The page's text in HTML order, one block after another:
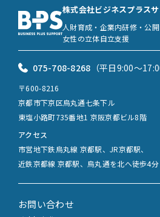
お問い合わせ
株式会社ビジネスプラス
人財育成・企業内研修・公
女性の立体自立支援
075-708-8268 （平日9:00〜
〒600-8216
京都市下京区烏丸通七条下ル
東塩小路町735番地1 京阪京都ビル8階
アクセス
市営地下鉄烏丸線 京都駅、JR京都駅、
近鉄京都線 京都駅、烏丸通を北へ徒歩4分